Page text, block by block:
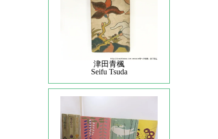
津田青楓
Seifu Tsuda